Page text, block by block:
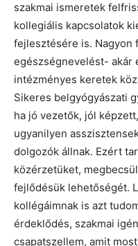
szakmai ismeretek
kollegiális kapcsolatok
fejlesztésére is. Nagyon
egészségnevelést- akár
intézményes keretek
Sikeres belgyógyászati
ha jó vezetők, jól
ugyanilyen
dolgozók állnak. Ezért
közérzetüket,
fejlődésük lehetőségét.
kollégáimnak is azt
érdeklődés, szakmai
csapatszellem, amit